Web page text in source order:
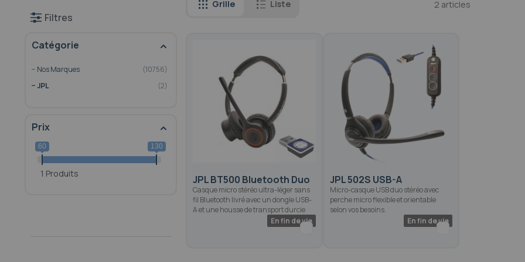
Grille Liste 2 articles
JPL BT500 Bluetooth Duo
Casque micro stéréo ultra-léger sans
fil Bluetooth livré avec un dongle USB-
A et une housse de transport durcie
En fin de vie
JPL 502S USB-A
Micro-casque USB duo stéréo avec
perche micro flexible et orientable
selon vos besoins.
En fin de vie
Filtres
Catégorie
Nos Marques
10756
JPL
2
Prix
60 130
1 Produits